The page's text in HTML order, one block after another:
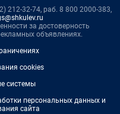
212-32-74, раб. 8 800 2000-383,
за достоверность
объявлениях.
cookies
системы
персональных данных и
сайта